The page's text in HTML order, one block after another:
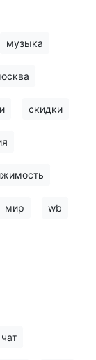
музыка
скидки
мир wb
чат